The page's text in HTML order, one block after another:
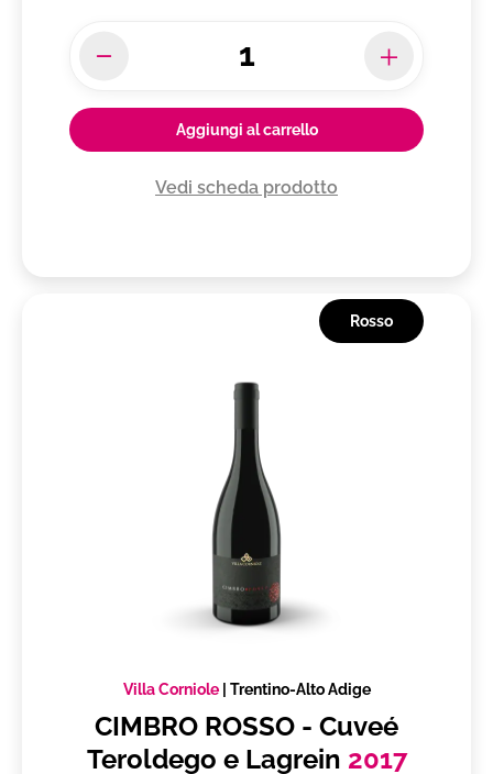
Aggiungi al carrello
Vedi scheda prodotto
Rosso
Villa Corniole| Trentino-Alto Adige
CIMBRO ROSSO - Cuveé
Teroldego e Lagrein 2017